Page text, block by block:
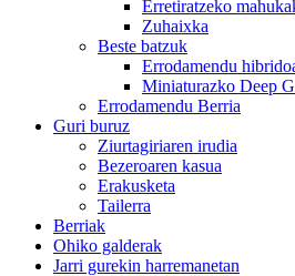
Erretiratzeko
Zuhaixka
Beste batzuk
Errodamendu
Miniaturazko Deep
Errodamendu Berria
Guri buruz
Ziurtagiriaren irudia
Bezeroaren kasua
Erakusketa
Tailerra
Berriak
Ohiko galderak
Jarri gurekin harremanetan